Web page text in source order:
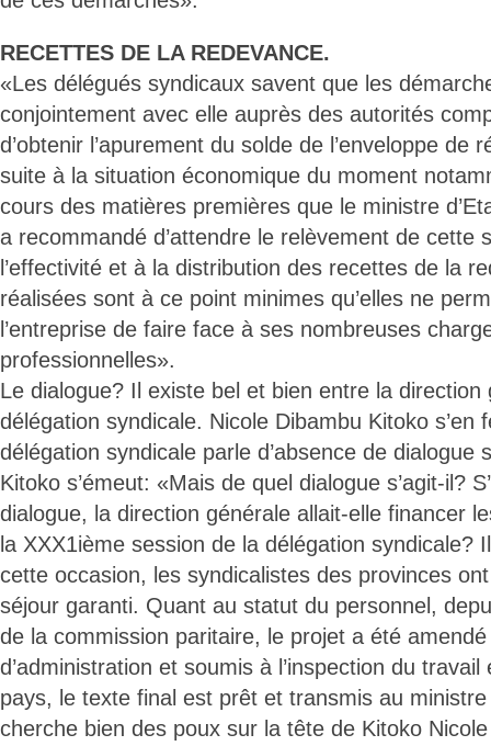
RECETTES DE LA REDEVANCE.
«Les délégués syndicaux savent que les
conjointement avec elle auprès des autorités
d’obtenir l’apurement du solde de l’enveloppe de
suite à la situation économique du moment
cours des matières premières que le ministre
a recommandé d’attendre le relèvement de cette
l’effectivité et à la distribution des recettes de la
réalisées sont à ce point minimes qu’elles ne
l’entreprise de faire face à ses nombreuses
professionnelles».
Le dialogue? Il existe bel et bien entre la direction
délégation syndicale. Nicole Dibambu Kitoko s’en
délégation syndicale parle d’absence de dialogue
Kitoko s’émeut: «Mais de quel dialogue s’agit-il?
dialogue, la direction générale allait-elle financer
la XXX1ième session de la délégation syndicale?
cette occasion, les syndicalistes des provinces
séjour garanti. Quant au statut du personnel,
de la commission paritaire, le projet a été
d’administration et soumis à l’inspection du
pays, le texte final est prêt et transmis au
cherche bien des poux sur la tête de Kitoko